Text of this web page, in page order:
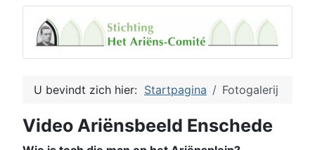
U bevindt zich hier: Startpagina Fotogalerij
Video Ariënsbeeld Enschede